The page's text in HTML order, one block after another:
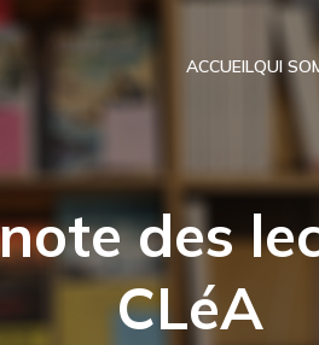
ACCUEILQUI
des
CLéA